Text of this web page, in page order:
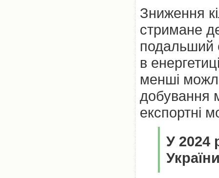
Зниження
стримане
подальший
в
менші
добування
експортні
У 2024